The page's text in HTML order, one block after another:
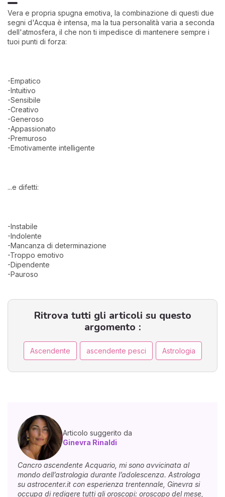
Vera e propria spugna emotiva, la combinazione di questi due
segni d'Acqua è intensa, ma la tua personalità varia a seconda
dell'atmosfera, il che non ti impedisce di mantenere sempre i
tuoi punti di forza:
-Empatico
-Intuitivo
-Sensibile
-Creativo
-Generoso
-Appassionato
-Premuroso
-Emotivamente intelligente
...e difetti:
-Instabile
-Indolente
-Mancanza di determinazione
-Troppo emotivo
-Dipendente
-Pauroso
Ritrova tutti gli articoli su questo
argomento :
Ascendente ascendente pesci Astrologia
Articolo suggerito da
Ginevra Rinaldi
Cancro ascendente Acquario, mi sono avvicinata al
mondo dell’astrologia durante l’adolescenza. Astrologa
su astrocenter.it con esperienza trentennale, Ginevra si
occupa di redigere tutti gli oroscopi: oroscopo del mese,